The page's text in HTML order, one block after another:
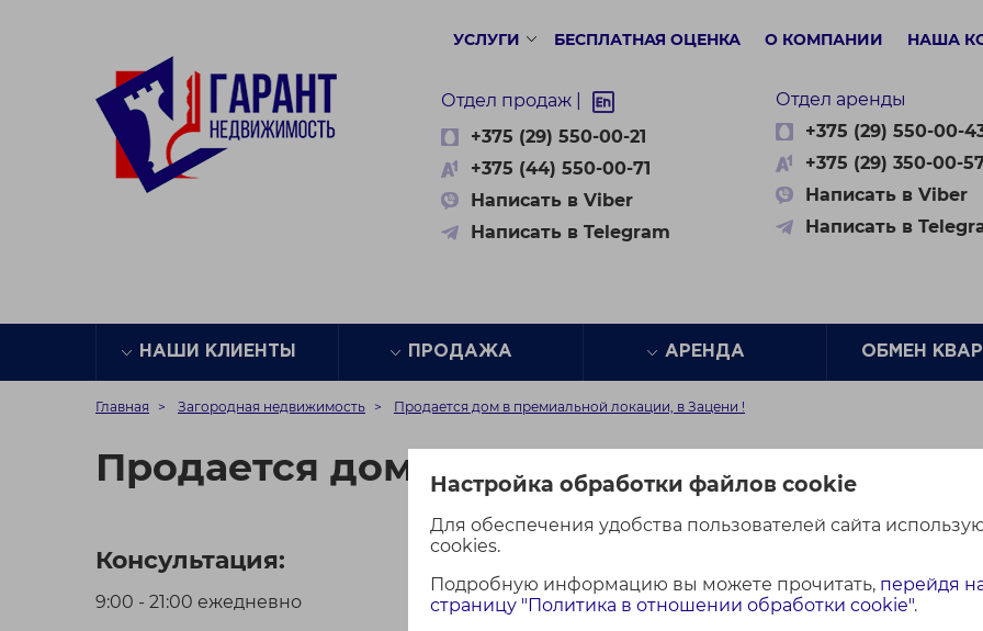
Настройка обработки файлов cookie
Для обеспечения удобства пользователей сайта
cookies.
Подробную информацию вы можете прочитать, перейдя
страницу "Политика в отношении обработки cookie".
УСЛУГИ БЕСПЛАТНАЯ ОЦЕНКА О КОМПАНИИ НАША
Отдел продаж |
+375 (29) 550-00-21
+375 (44) 550-00-71
Написать в Viber
Написать в Telegram
Отдел аренды
+375 (29) 550-00-
+375 (29) 350-00-
Написать в Viber
Написать в
НАШИ КЛИЕНТЫ ПРОДАЖА АРЕНДА ОБМЕН
Главная Загородная недвижимость Продается дом в премиальной локации, в Зацени !
Продается дом в премиальной локации,
Консультация:
9:00 - 21:00 ежедневно